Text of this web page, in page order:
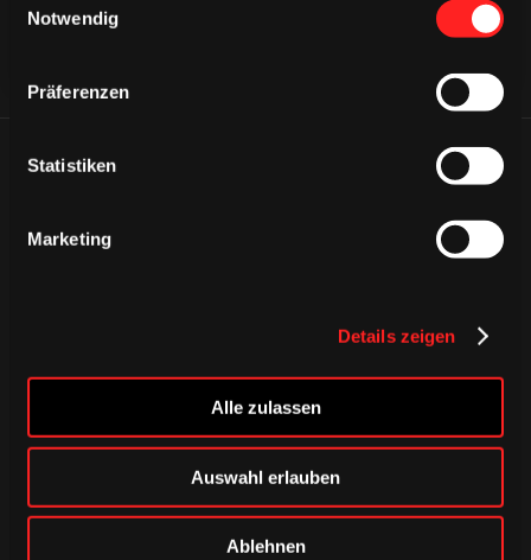
Notwendig
Präferenzen
Statistiken
Marketing
Details zeigen
Alle zulassen
Auswahl erlauben
Ablehnen
ÄHNLICHE NEWS